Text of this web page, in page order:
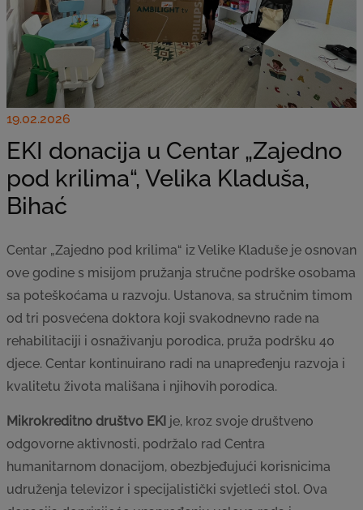
19.02.2026
EKI donacija u Centar „Zajedno
pod krilima“, Velika Kladuša,
Bihać
Centar „Zajedno pod krilima“ iz Velike Kladuše je osnovan
ove godine s misijom pružanja stručne podrške osobama
sa poteškoćama u razvoju. Ustanova, sa stručnim timom
od tri posvećena doktora koji svakodnevno rade na
rehabilitaciji i osnaživanju porodica, pruža podršku 40
djece. Centar kontinuirano radi na unapređenju razvoja i
kvalitetu života mališana i njihovih porodica.
Mikrokreditno društvo EKI je, kroz svoje društveno
odgovorne aktivnosti, podržalo rad Centra
humanitarnom donacijom, obezbjeđujući korisnicima
udruženja televizor i specijalistički svjetleći stol. Ova